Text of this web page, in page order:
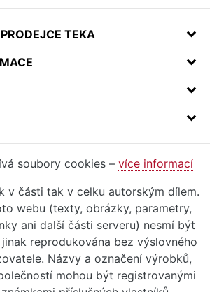
TEKA
soubory cookies – více informací
v části tak v celku autorským dílem.
webu (texty, obrázky, parametry,
ani další části serveru) nesmí být
reprodukována bez výslovného
Názvy a označení výrobků,
mohou být registrovanými